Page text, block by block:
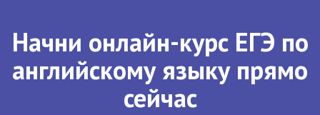
Начни онлайн-курс ЕГЭ по
английскому языку прямо
сейчас